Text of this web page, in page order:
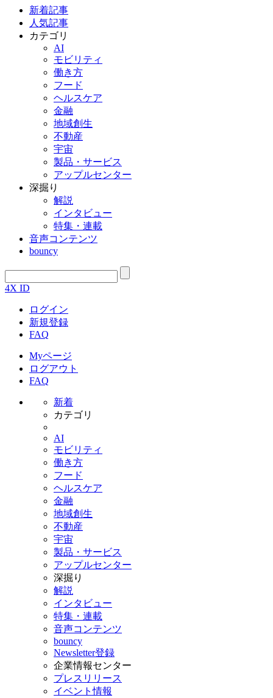
新着記事
人気記事
カテゴリ
AI
モビリティ
働き方
フード
ヘルスケア
金融
地域創生
不動産
宇宙
製品・サービス
アップルセンター
深掘り
解説
インタビュー
特集・連載
音声コンテンツ
bouncy
4X ID
ログイン
新規登録
FAQ
Myページ
ログアウト
FAQ
新着
カテゴリ
AI
モビリティ
働き方
フード
ヘルスケア
金融
地域創生
不動産
宇宙
製品・サービス
アップルセンター
深掘り
解説
インタビュー
特集・連載
音声コンテンツ
bouncy
Newsletter登録
企業情報センター
プレスリリース
イベント情報